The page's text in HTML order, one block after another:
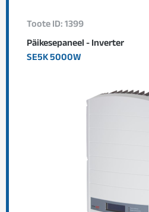
Toote ID: 1399
Päikesepaneel - Inverter
SE5K 5000W